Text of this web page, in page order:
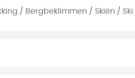
/ Bergbeklimmen / Skiën / Ski